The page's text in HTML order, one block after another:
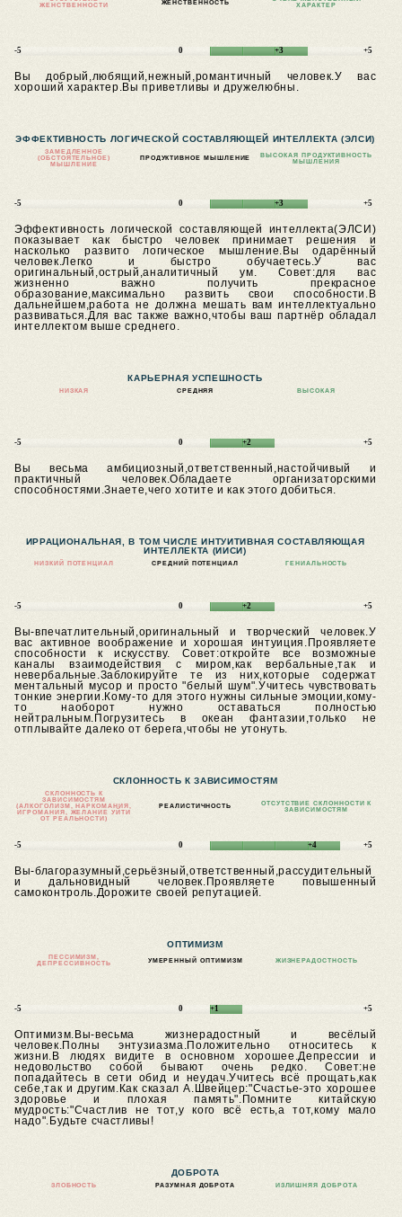
ЖЕНСТВЕННОСТИ
ЖЕНСТВЕННОСТЬ
ХАРАКТЕР
-5 0 +3 +5
Вы добрый,любящий,нежный,романтичный человек.У вас
хороший характер.Вы приветливы и дружелюбны.
ЭФФЕКТИВНОСТЬ ЛОГИЧЕСКОЙ СОСТАВЛЯЮЩЕЙ ИНТЕЛЛЕКТА (ЭЛСИ)
ЗАМЕДЛЕННОЕ
(ОБСТОЯТЕЛЬНОЕ)
МЫШЛЕНИЕ
ПРОДУКТИВНОЕ МЫШЛЕНИЕ
ВЫСОКАЯ ПРОДУКТИВНОСТЬ
МЫШЛЕНИЯ
-5 0 +3 +5
Эффективность логической составляющей интеллекта(ЭЛСИ)
показывает как быстро человек принимает решения и
насколько развито логическое мышление.Вы одарённый
человек.Легко и быстро обучаетесь.У вас
оригинальный,острый,аналитичный ум. Совет:для вас
жизненно важно получить прекрасное
образование,максимально развить свои способности.В
дальнейшем,работа не должна мешать вам интеллектуально
развиваться.Для вас также важно,чтобы ваш партнёр обладал
интеллектом выше среднего.
КАРЬЕРНАЯ УСПЕШНОСТЬ
НИЗКАЯ СРЕДНЯЯ ВЫСОКАЯ
-5 0 +2 +5
Вы весьма амбициозный,ответственный,настойчивый и
практичный человек.Обладаете организаторскими
способностями.Знаете,чего хотите и как этого добиться.
ИРРАЦИОНАЛЬНАЯ, В ТОМ ЧИСЛЕ ИНТУИТИВНАЯ СОСТАВЛЯЮЩАЯ
ИНТЕЛЛЕКТА (ИИСИ)
НИЗКИЙ ПОТЕНЦИАЛ СРЕДНИЙ ПОТЕНЦИАЛ ГЕНИАЛЬНОСТЬ
-5 0 +2 +5
Вы-впечатлительный,оригинальный и творческий человек.У
вас активное воображение и хорошая интуиция.Проявляете
способности к искусству. Совет:откройте все возможные
каналы взаимодействия с миром,как вербальные,так и
невербальные.Заблокируйте те из них,которые содержат
ментальный мусор и просто "белый шум".Учитесь чувствовать
тонкие энергии.Кому-то для этого нужны сильные эмоции,кому-
то наоборот нужно оставаться полностью
нейтральным.Погрузитесь в океан фантазии,только не
отплывайте далеко от берега,чтобы не утонуть.
СКЛОННОСТЬ К ЗАВИСИМОСТЯМ
СКЛОННОСТЬ К
ЗАВИСИМОСТЯМ
(АЛКОГОЛИЗМ, НАРКОМАНИЯ,
ИГРОМАНИЯ, ЖЕЛАНИЕ УЙТИ
ОТ РЕАЛЬНОСТИ)
РЕАЛИСТИЧНОСТЬ
ОТСУТСТВИЕ СКЛОННОСТИ К
ЗАВИСИМОСТЯМ
-5 0 +4 +5
Вы-благоразумный,серьёзный,ответственный,рассудительный
и дальновидный человек.Проявляете повышенный
самоконтроль.Дорожите своей репутацией.
ОПТИМИЗМ
ПЕССИМИЗМ,
ДЕПРЕССИВНОСТЬ
УМЕРЕННЫЙ ОПТИМИЗМ ЖИЗНЕРАДОСТНОСТЬ
-5 0 +1 +5
Оптимизм.Вы-весьма жизнерадостный и весёлый
человек.Полны энтузиазма.Положительно относитесь к
жизни.В людях видите в основном хорошее.Депрессии и
недовольство собой бывают очень редко. Совет:не
попадайтесь в сети обид и неудач.Учитесь всё прощать,как
себе,так и другим.Как сказал А.Швейцер:"Счастье-это хорошее
здоровье и плохая память".Помните китайскую
мудрость:"Счастлив не тот,у кого всё есть,а тот,кому мало
надо".Будьте счастливы!
ДОБРОТА
ЗЛОБНОСТЬ РАЗУМНАЯ ДОБРОТА ИЗЛИШНЯЯ ДОБРОТА